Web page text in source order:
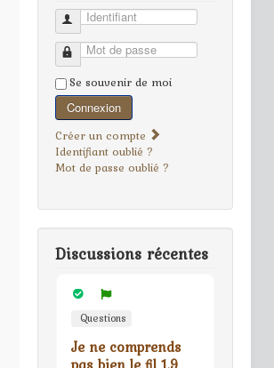
Identifiant
Mot de passe
Se souvenir de moi
Connexion
Créer un compte
Identifiant oublié ?
Mot de passe oublié ?
Discussions récentes
Questions
Je ne comprends